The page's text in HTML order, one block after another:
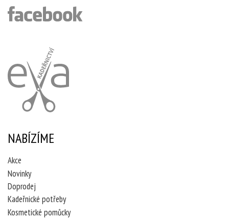
NABÍZÍME
Akce
Novinky
Doprodej
Kadeřnické potřeby
Kosmetické pomůcky